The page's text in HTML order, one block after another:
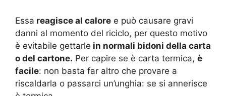
Essa reagisce al calore e può causare gravi
danni al momento del riciclo, per questo motivo
è evitabile gettarle in normali bidoni della carta
o del cartone. Per capire se è carta termica, è
facile: non basta far altro che provare a
riscaldarla o passarci un’unghia: se si annerisce